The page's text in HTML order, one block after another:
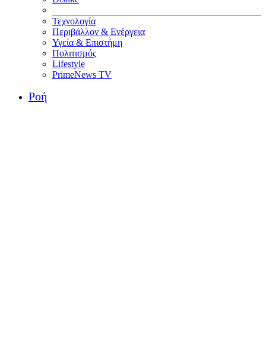
Τεχνολογία
Περιβάλλον & Ενέργεια
Υγεία & Επιστήμη
Πολιτισμός
Lifestyle
PrimeNews TV
Ροή